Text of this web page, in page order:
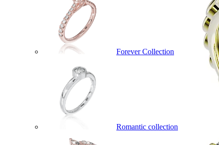
Forever Collection
Romantic collection